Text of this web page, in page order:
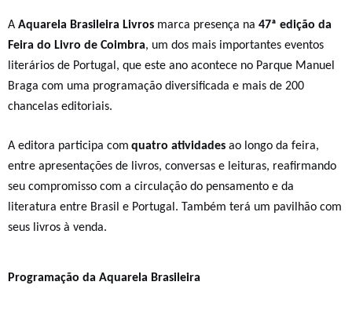
A Aquarela Brasileira Livros marca presença na 47ª edição da
Feira do Livro de Coimbra, um dos mais importantes eventos
literários de Portugal , que este ano acontece no Parque Manuel
Braga com uma programação diversificada e mais de 200
chancelas editoriais.
A editora participa com quatro atividades ao longo da feira,
entre apresentações de livros, conversas e leituras, reafirmando
seu compromisso com a circulação do pensamento e da
literatura entre Brasil e Portugal. Também terá um pavilhão com
seus livros à venda.
Programação da Aquarela Brasileira